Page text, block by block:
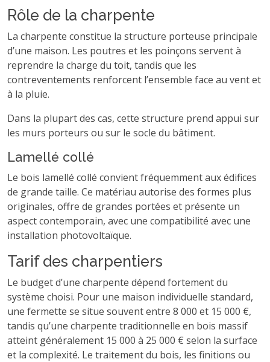
Rôle de la charpente
La charpente constitue la structure porteuse principale
d’une maison. Les poutres et les poinçons servent à
reprendre la charge du toit, tandis que les
contreventements renforcent l’ensemble face au vent et
à la pluie.
Dans la plupart des cas, cette structure prend appui sur
les murs porteurs ou sur le socle du bâtiment.
Lamellé collé
Le bois lamellé collé convient fréquemment aux édifices
de grande taille. Ce matériau autorise des formes plus
originales, offre de grandes portées et présente un
aspect contemporain, avec une compatibilité avec une
installation photovoltaïque.
Tarif des charpentiers
Le budget d’une charpente dépend fortement du
système choisi. Pour une maison individuelle standard,
une fermette se situe souvent entre 8 000 et 15 000 €,
tandis qu’une charpente traditionnelle en bois massif
atteint généralement 15 000 à 25 000 € selon la surface
et la complexité. Le traitement du bois, les finitions ou